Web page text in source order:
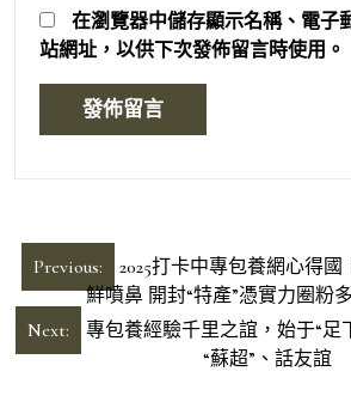
在瀏覽器中儲存顯示名稱、電子
站網址，以供下次發佈留言時使用。
文
章
導
Previous:
2025打卡中專包養網心得
鮮噴鼻 開封“特產”憑實力圈粉
Next:
專包養經驗千里之誼，始于“足
“蘇超”、話友誼